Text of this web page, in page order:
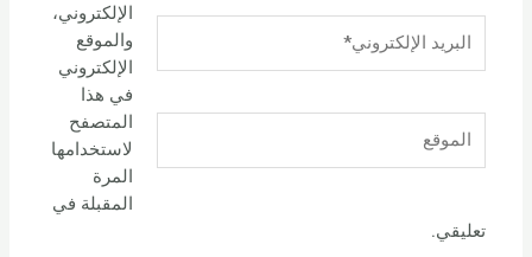
الإلكتروني*
الإلكتروني،
والموقع
الإلكتروني
في هذا
المتصفح
لاستخدامها
المرة
المقبلة في
تعليقي.